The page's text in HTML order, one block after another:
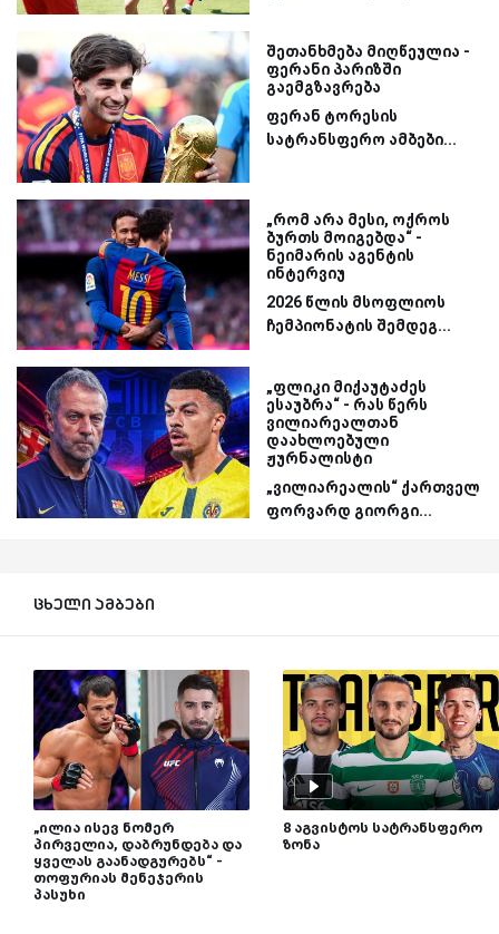
შეთანხმება მიღწეულია -
ფერანი პარიზში
გაემგზავრება
ფერან ტორესის
სატრანსფერო ამბები...
„რომ არა მესი, ოქროს
ბურთს მოიგებდა“ -
ნეიმარის აგენტის
ინტერვიუ
2026 წლის მსოფლიოს
ჩემპიონატის შემდეგ...
„ფლიკი მიქაუტაძეს
ესაუბრა“ - რას წერს
ვილიარეალთან
დაახლოებული
ჟურნალისტი
„ვილიარეალის“ ქართველ
ფორვარდ გიორგი...
ცხელი ამბები
„ილია ისევ ნომერ
პირველია, დაბრუნდება და
ყველას გაანადგურებს“ -
თოფურიას მენეჯერის
პასუხი
8 აგვისტოს სატრანსფერო
ზონა